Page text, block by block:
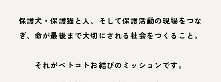
保護犬・保護猫と人、そして保護活動の現場をつな
ぎ、命が最後まで大切にされる社会をつくること。
それがペトコトお結びのミッションです。